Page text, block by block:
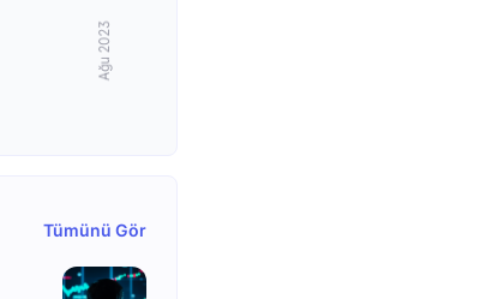
Tümünü Gör